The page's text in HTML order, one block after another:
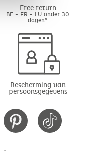
Free return
BE - FR - LU onder 30
dagen*
Bescherming van
persoonsgegevens